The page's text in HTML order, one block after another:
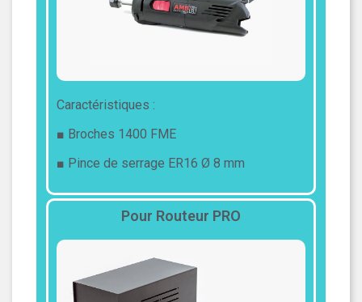
Caractéristiques :
■ Broches 1400 FME
■ Pince de serrage ER16 Ø 8 mm
Pour Routeur PRO